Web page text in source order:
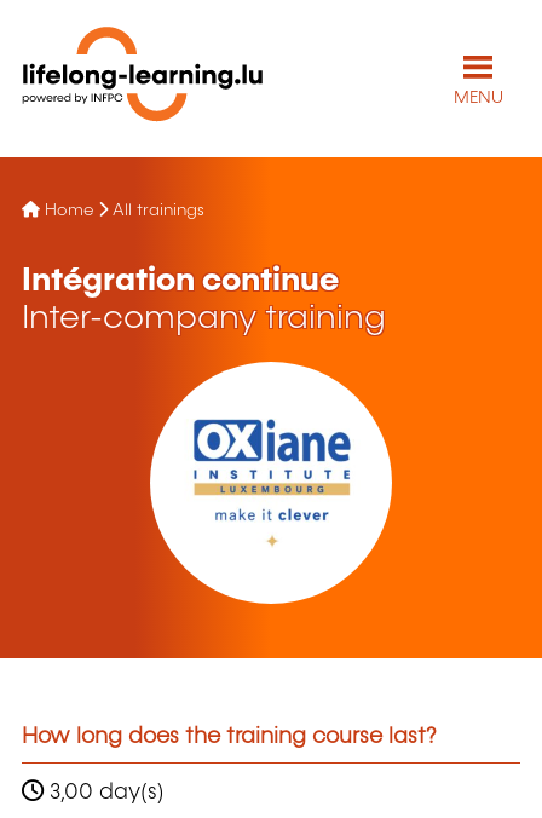
MENU
Home All trainings
Intégration continue
Inter-company training
How long does the training course last?
3,00 day(s)